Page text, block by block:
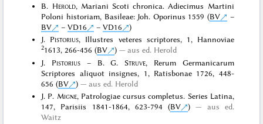
B. Herold, Mariani Scoti chronica. Adiecimus Martini
Poloni historiam, Basileae: Joh. Oporinus 1559 (BV
–
BV
–VD16 –VD16
)
J. Pistorius, Illustres veteres scriptores, 1, Hannoviae
21613, 266-456 (BV )
aus ed. Herold
J. Pistorius – B. G. Struve, Rerum Germanicarum
Scriptores aliquot insignes, 1, Ratisbonae 1726, 448-
656 (BV )
aus ed. Herold
J. P. Migne, Patrologiae cursus completus. Series Latina,
147, Parisiis 1841-1864, 623-794 (BV )
aus ed.
Waitz